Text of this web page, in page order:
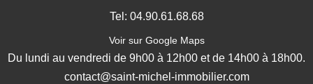
Tel: 04.90.61.68.68
Voir sur Google Maps
Du lundi au vendredi de 9h00 à 12h00 et de 14h00 à 18h00.
contact@saint-michel-immobilier.com